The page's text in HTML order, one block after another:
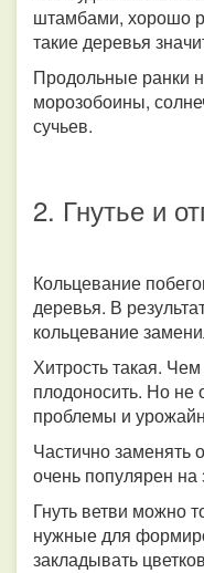
штамбами, хорошо
такие деревья
Продольные ранки
морозобоины,
сучьев.
2. Гнутье и
Кольцевание
деревья. В
кольцевание
Хитрость такая.
плодоносить. Но не
проблемы и
Частично заменять
очень популярен на
Гнуть ветви можно
нужные для
закладывать